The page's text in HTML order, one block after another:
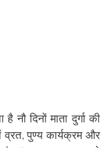
दिनों माता दुर्गा की
व्रत, पुण्य कार्यक्रम और